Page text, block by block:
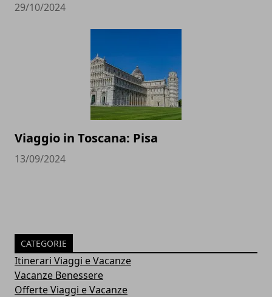
29/10/2024
Viaggio in Toscana: Pisa
13/09/2024
CATEGORIE
Itinerari Viaggi e Vacanze
Vacanze Benessere
Offerte Viaggi e Vacanze